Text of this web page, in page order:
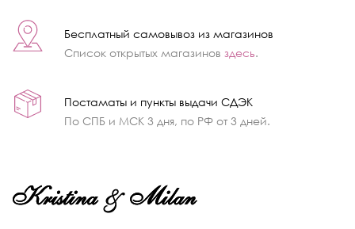
Бесплатный самовывоз из магазинов
Список открытых магазинов здесь.
Постаматы и пункты выдачи СДЭК
По СПБ и МСК 3 дня, по РФ от 3 дней.